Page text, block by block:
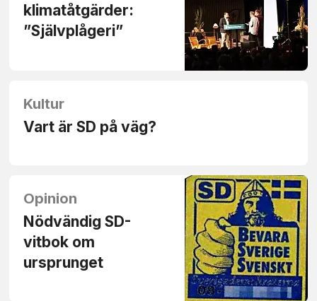
klimatåtgärder:
”Självplågeri”
Kultur
Vart är SD på väg?
Opinion
Nödvändig SD-
vitbok om
ursprunget